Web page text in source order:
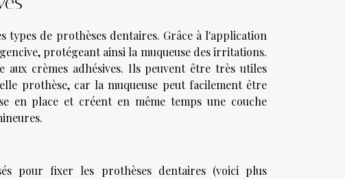
types de prothèses dentaires. Grâce à l'application
protégeant ainsi la muqueuse des irritations.
aux crèmes adhésives. Ils peuvent être très utiles
prothèse, car la muqueuse peut facilement être
en place et créent en même temps une couche
pour fixer les prothèses dentaires (voici plus